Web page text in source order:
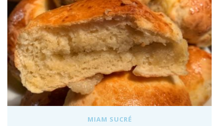
MIAM SUCRÉ